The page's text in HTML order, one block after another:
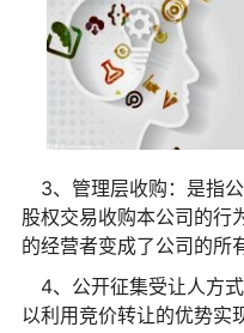
3、管理层收购：是指
股权交易收购本公司的行
的经营者变成了公司的所
4、公开征集受让人方
以利用竞价转让的优势实